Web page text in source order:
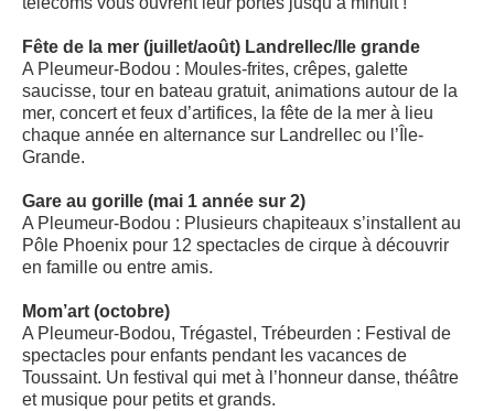
Fête de la mer (juillet/août) Landrellec/Ile grande
A Pleumeur-Bodou : Moules-frites, crêpes, galette
saucisse, tour en bateau gratuit, animations autour de la
mer, concert et feux d’artifices, la fête de la mer à lieu
chaque année en alternance sur Landrellec ou l’Île-
Grande.
Gare au gorille (mai 1 année sur 2)
A Pleumeur-Bodou : Plusieurs chapiteaux s’installent au
Pôle Phoenix pour 12 spectacles de cirque à découvrir
en famille ou entre amis.
Mom’art (octobre)
A Pleumeur-Bodou, Trégastel, Trébeurden : Festival de
spectacles pour enfants pendant les vacances de
Toussaint. Un festival qui met à l’honneur danse, théâtre
et musique pour petits et grands.